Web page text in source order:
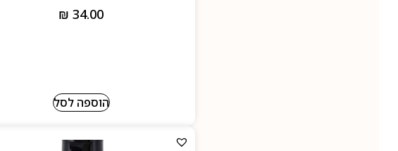
₪ 34.00
הוספה לסל